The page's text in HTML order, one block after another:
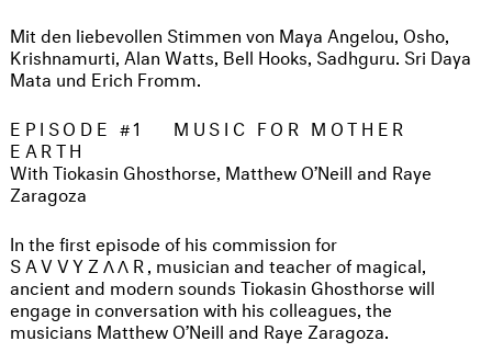
Mit den liebevollen Stimmen von Maya Angelou, Osho,
Krishnamurti, Alan Watts, Bell Hooks, Sadhguru. Sri Daya
Mata und Erich Fromm.
EPISODE #1 MUSIC FOR MOTHER
EARTH
With Tiokasin Ghosthorse, Matthew O’Neill and Raye
Zaragoza
In the first episode of his commission for
SAVVYZΛΛR, musician and teacher of magical,
ancient and modern sounds Tiokasin Ghosthorse will
engage in conversation with his colleagues, the
musicians Matthew O’Neill and Raye Zaragoza.